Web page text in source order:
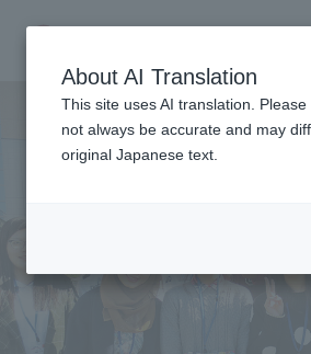
About AI Translation
This site uses AI translation.
not always be accurate and may
original Japanese text.